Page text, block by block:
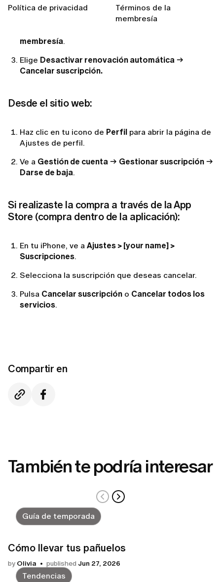
Política de privacidad
Términos de la
membresía
esquina superior derecha.
membresía.
Elige Desactivar renovación automática →
Cancelar suscripción.
Desde el sitio web:
Haz clic en tu icono de Perfil para abrir la página de
Ajustes de perfil.
Ve a Gestión de cuenta → Gestionar suscripción →
Darse de baja.
Si realizaste la compra a través de la App
Store (compra dentro de la aplicación):
En tu iPhone, ve a Ajustes > [your name] >
Suscripciones.
Selecciona la suscripción que deseas cancelar.
Pulsa Cancelar suscripción o Cancelar todos los
servicios.
Compartir en
También te podría interesar
Guía de temporada
Cómo llevar tus pañuelos
by Olivia published Jun 27, 2026
Tendencias